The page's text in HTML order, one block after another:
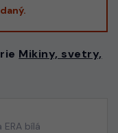
Mikiny, svetry,
bílá